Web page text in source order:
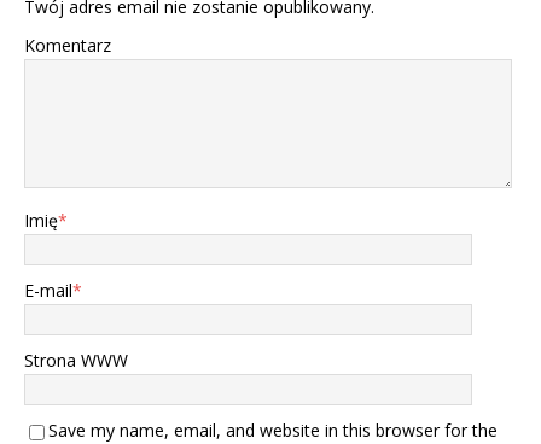
Twój adres email nie zostanie opublikowany.
Komentarz
Imię*
E-mail*
Strona WWW
Save my name, email, and website in this browser for the